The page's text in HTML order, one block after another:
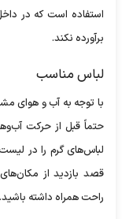
استفاده است که در
برآورده نکند.
لباس مناسب
با توجه به آب و هوای
حتماً قبل از حرکت
لباس‌های گرم را در
قصد بازدید از
راحت همراه داشته باشید.